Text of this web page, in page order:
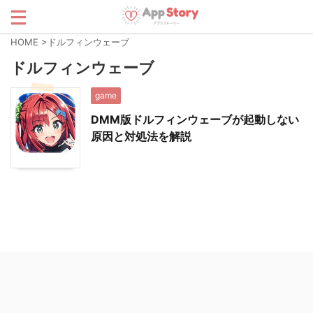
HOME > ドルフィンウェーブ
ドルフィンウェーブ
game
DMM版ドルフィンウェーブが起動しない
原因と対処法を解説